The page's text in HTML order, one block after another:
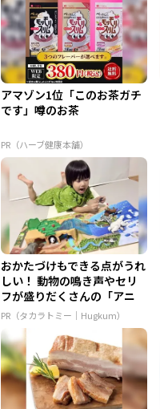
アマゾン1位「このお茶ガチ
です」噂のお茶
PR（ハーブ健康本舗）
おかたづけもできる点がうれ
しい！ 動物の鳴き声やセリ
フが盛りだくさんの「アニ
ア ...
PR（タカラトミー｜Hugkum）